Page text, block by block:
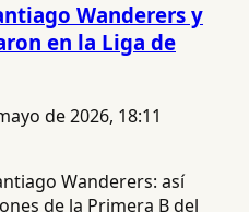
Wanderers y
en la Liga de
de 2026, 18:11